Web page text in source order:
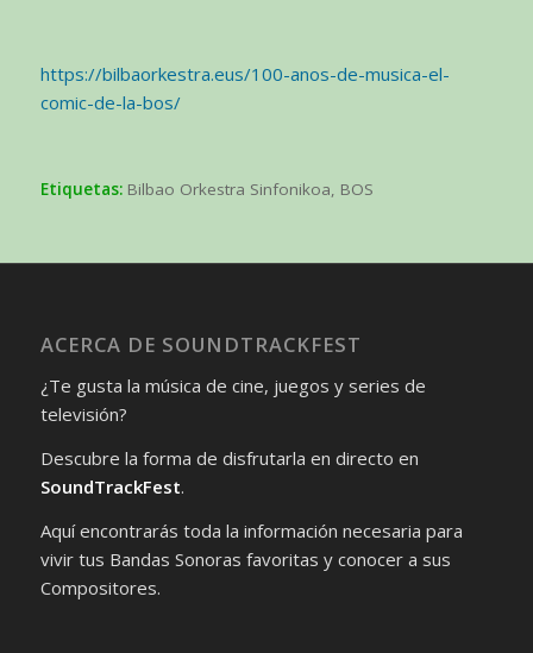
https://bilbaorkestra.eus/100-anos-de-musica-el-
comic-de-la-bos/
Etiquetas: Bilbao Orkestra Sinfonikoa, BOS
ACERCA DE SOUNDTRACKFEST
¿Te gusta la música de cine, juegos y series de
televisión?
Descubre la forma de disfrutarla en directo en
SoundTrackFest.
Aquí encontrarás toda la información necesaria para
vivir tus Bandas Sonoras favoritas y conocer a sus
Compositores.